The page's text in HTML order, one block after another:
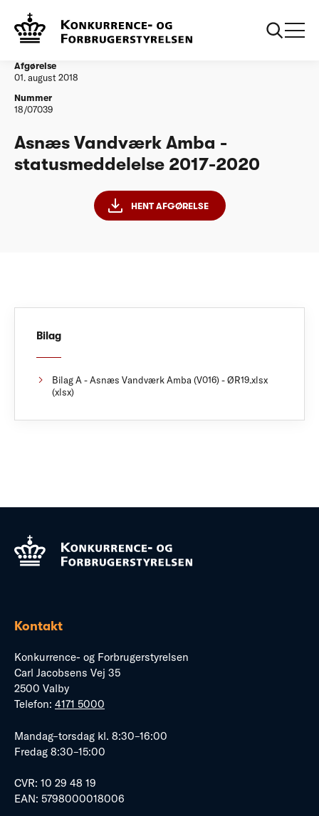
Vandtilsyn
2017-2020
Afgørelse
01. august 2018
Nummer
18/07039
Asnæs Vandværk Amba -
statusmeddelelse 2017-2020
HENT AFGØRELSE
Bilag
Bilag A - Asnæs Vandværk Amba (V016) - ØR19.xlsx
(xlsx)
Kontakt
Konkurrence- og Forbrugerstyrelsen
Carl Jacobsens Vej 35
2500 Valby
Telefon: 4171 5000
Mandag–torsdag kl. 8:30–16:00
Fredag 8:30–15:00
CVR: 10 29 48 19
EAN: 5798000018006